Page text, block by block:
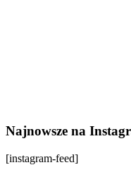
Najnowsze na
[instagram-feed]